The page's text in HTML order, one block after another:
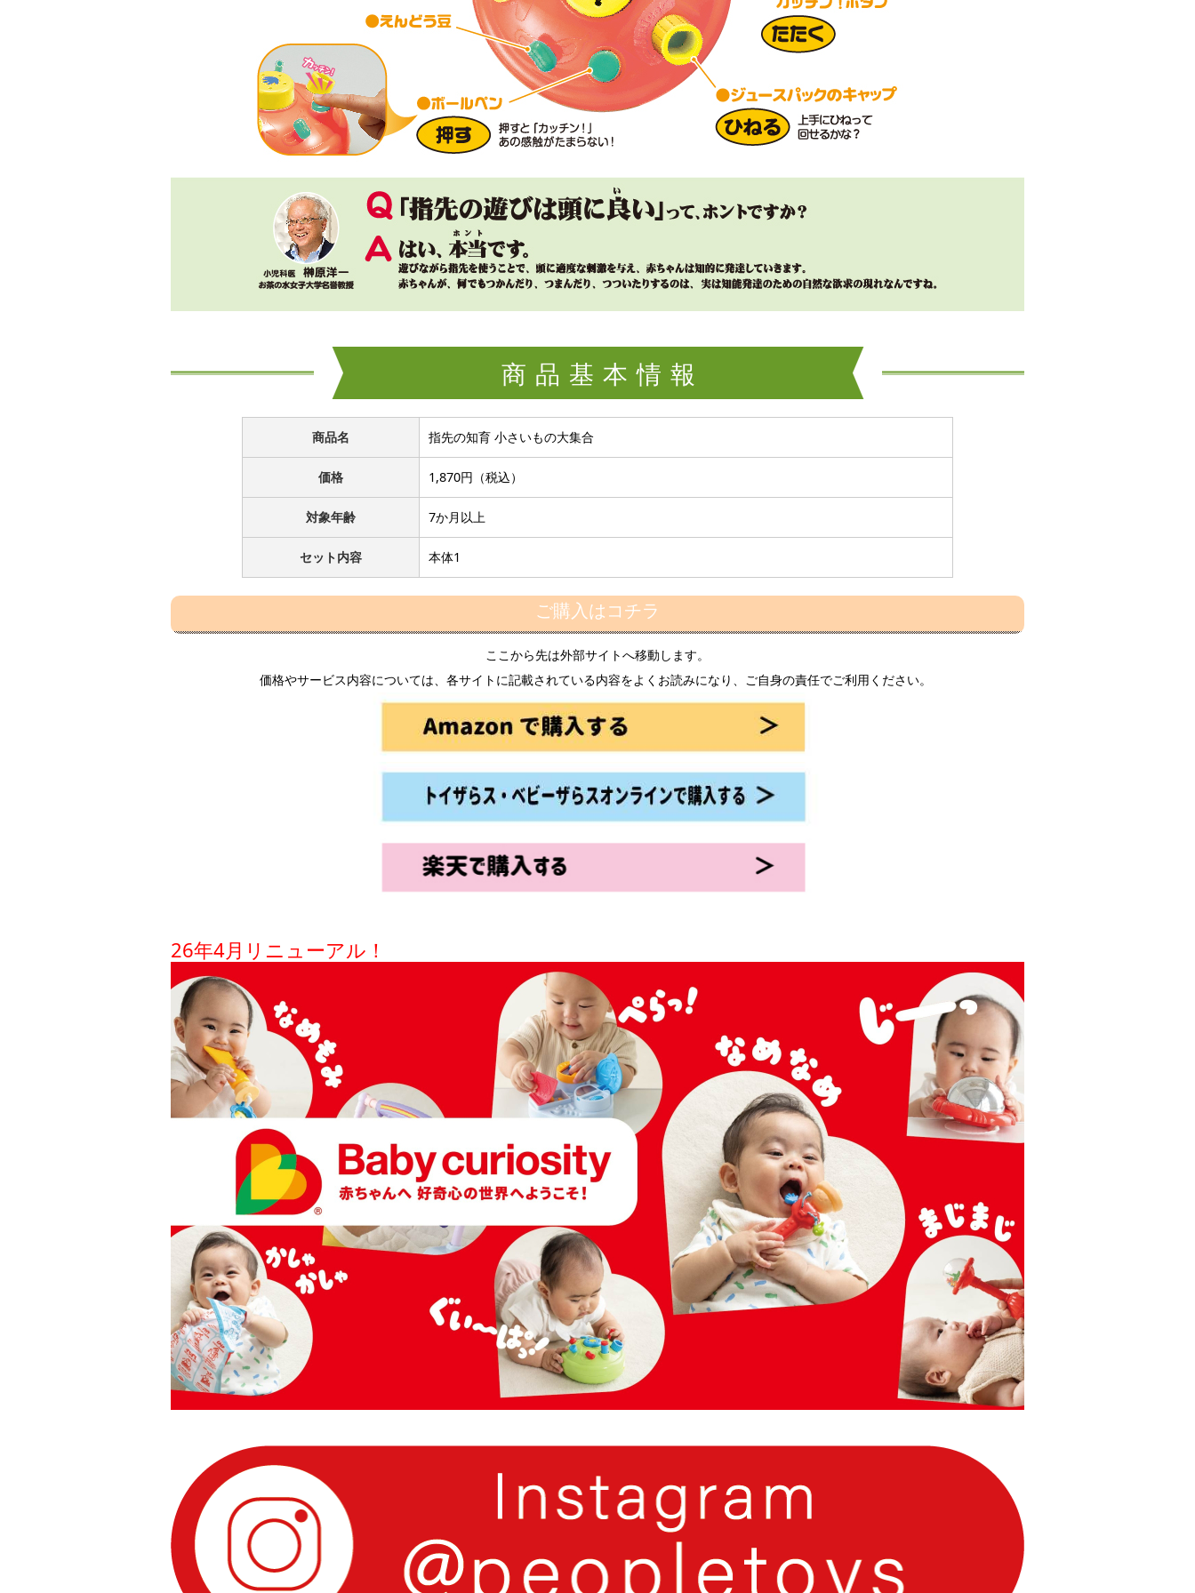
商品基本情報
商品名 指先の知育 小さいもの大集合
価格 1,870円（税込）
対象年齢 7か月以上
セット内容 本体1
ご購入はコチラ
ここから先は外部サイトへ移動します。
価格やサービス内容については、各サイトに記載されている内容をよくお読みになり、ご自身の責任でご利用ください。
26年4月リニューアル！